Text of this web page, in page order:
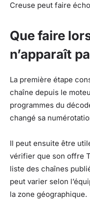
Creuse peut faire
Que faire
n’apparaît
La première étape
chaîne depuis le
programmes du
changé sa
Il peut ensuite être
vérifier que son offre
liste des chaînes
peut varier selon
la zone géographique.